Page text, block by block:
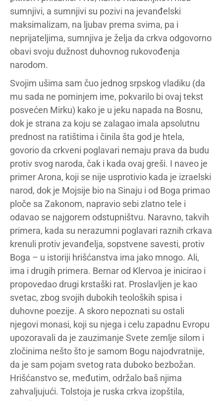
sumnjivi, a sumnjivi su pozivi na jevanđelski
maksimalizam, na ljubav prema svima, pa i
neprijateljima, sumnjiva je želja da crkva odgovorno
obavi svoju dužnost duhovnog rukovođenja
narodom.
Svojim ušima sam čuo jednog srpskog vladiku (da
mu sada ne pominjem ime, pokvarilo bi ovaj tekst
posvećen Mirku) kako je u jeku napada na Bosnu,
dok je strana za koju se zalagao imala apsolutnu
prednost na ratištima i činila šta god je htela,
govorio da crkveni poglavari nemaju prava da budu
protiv svog naroda, čak i kada ovaj greši. I naveo je
primer Arona, koji se nije usprotivio kada je izraelski
narod, dok je Mojsije bio na Sinaju i od Boga primao
ploče sa Zakonom, napravio sebi zlatno tele i
odavao se najgorem odstupništvu. Naravno, takvih
primera, kada su nerazumni poglavari raznih crkava
krenuli protiv jevanđelja, sopstvene savesti, protiv
Boga – u istoriji hrišćanstva ima jako mnogo. Ali,
ima i drugih primera. Bernar od Klervoa je inicirao i
propovedao drugi krstaški rat. Proslavljen je kao
svetac, zbog svojih dubokih teoloških spisa i
duhovne poezije. A skoro nepoznati su ostali
njegovi monasi, koji su njega i celu zapadnu Evropu
upozoravali da je zauzimanje Svete zemlje silom i
zločinima nešto što je samom Bogu najodvratnije,
da je sam pojam svetog rata duboko bezbožan.
Hrišćanstvo se, međutim, održalo baš njima
zahvaljujući. Tolstoja je ruska crkva izopštila,